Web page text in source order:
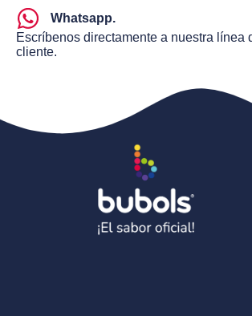
Whatsapp.
Escríbenos directamente a nuestra línea
cliente.